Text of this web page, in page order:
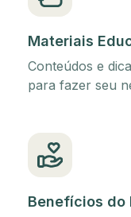
Materiais
Conteúdos e
para fazer seu
Benefícios do